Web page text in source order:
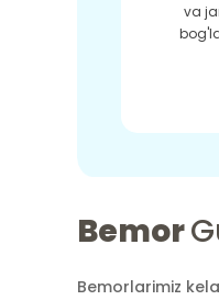
va
Bemor
Bemorlarimiz